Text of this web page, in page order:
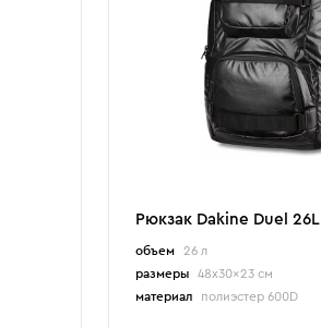
Рюкзак Dakine Duel 26L
объем
26 л
размеры
48x30x23 см
материал
полиэстер 600D